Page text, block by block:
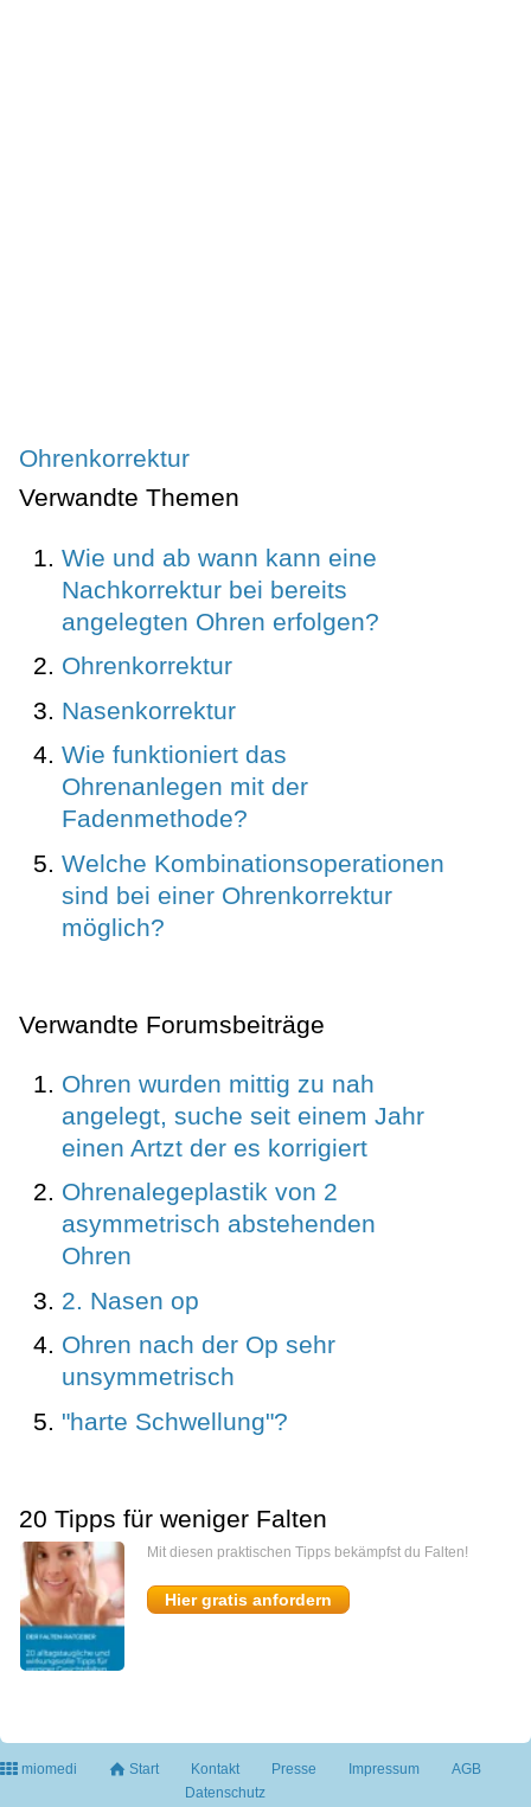
Ohrenkorrektur
Verwandte Themen
Wie und ab wann kann eine
Nachkorrektur bei bereits
angelegten Ohren erfolgen?
Ohrenkorrektur
Nasenkorrektur
Wie funktioniert das
Ohrenanlegen mit der
Fadenmethode?
Welche Kombinationsoperationen
sind bei einer Ohrenkorrektur
möglich?
Verwandte Forumsbeiträge
Ohren wurden mittig zu nah
angelegt, suche seit einem Jahr
einen Artzt der es korrigiert
Ohrenalegeplastik von 2
asymmetrisch abstehenden
Ohren
2. Nasen op
Ohren nach der Op sehr
unsymmetrisch
"harte Schwellung"?
20 Tipps für weniger Falten
Mit diesen praktischen Tipps bekämpfst du Falten!
Hier gratis anfordern
miomedi Start Kontakt Presse Impressum
AGB
Datenschutz